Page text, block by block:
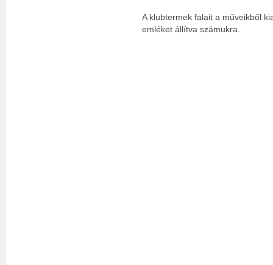
A klubtermek falait a műveikből
emléket állítva számukra.